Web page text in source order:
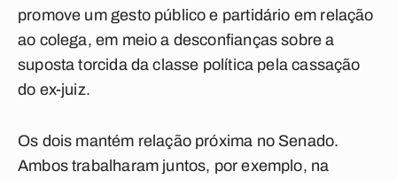
promove um gesto público e partidário em relação
ao colega, em meio a desconfianças sobre a
suposta torcida da classe política pela cassação
do ex-juiz.
Os dois mantém relação próxima no Senado.
Ambos trabalharam juntos, por exemplo, na